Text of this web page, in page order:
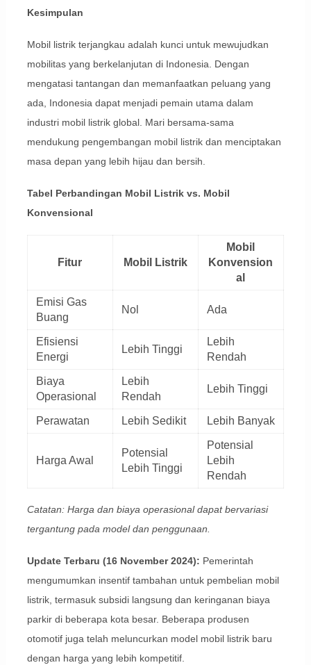
Kesimpulan
Mobil listrik terjangkau adalah kunci untuk mewujudkan
mobilitas yang berkelanjutan di Indonesia. Dengan
mengatasi tantangan dan memanfaatkan peluang yang
ada, Indonesia dapat menjadi pemain utama dalam
industri mobil listrik global. Mari bersama-sama
mendukung pengembangan mobil listrik dan menciptakan
masa depan yang lebih hijau dan bersih.
Tabel Perbandingan Mobil Listrik vs. Mobil
Konvensional
Fitur Mobil Listrik
Mobil
Konvension
al
Emisi Gas
Buang
Nol Ada
Efisiensi
Energi
Lebih Tinggi
Lebih
Rendah
Biaya
Operasional
Lebih
Rendah
Lebih Tinggi
Perawatan Lebih Sedikit Lebih Banyak
Harga Awal
Potensial
Lebih Tinggi
Potensial
Lebih
Rendah
Catatan: Harga dan biaya operasional dapat bervariasi
tergantung pada model dan penggunaan.
Update Terbaru (16 November 2024): Pemerintah
mengumumkan insentif tambahan untuk pembelian mobil
listrik, termasuk subsidi langsung dan keringanan biaya
parkir di beberapa kota besar. Beberapa produsen
otomotif juga telah meluncurkan model mobil listrik baru
dengan harga yang lebih kompetitif.